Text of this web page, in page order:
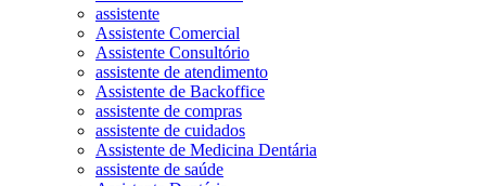
assistente
Assistente Comercial
Assistente Consultório
assistente de atendimento
Assistente de Backoffice
assistente de compras
assistente de cuidados
Assistente de Medicina Dentária
assistente de saúde